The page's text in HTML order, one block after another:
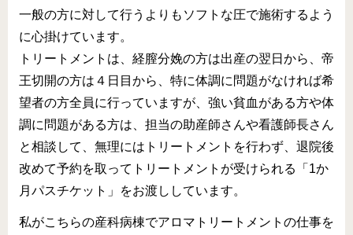
一般の方に対して行うよりもソフトな圧で施術するよう
に心掛けています。
トリートメントは、経膣分娩の方は出産の翌日から、帝
王切開の方は４日目から、特に体調に問題がなければ希
望者の方全員に行っていますが、強い貧血がある方や体
調に問題がある方は、担当の助産師さんや看護師長さん
と相談して、無理にはトリートメントを行わず、退院後
改めて予約を取ってトリートメントが受けられる「1か
月パスチケット」をお渡ししています。
私がこちらの産科病棟でアロマトリートメントの仕事を